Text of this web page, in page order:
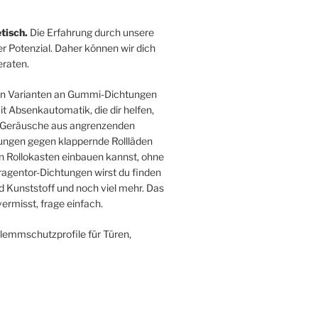
Die Erfahrung durch unsere
Potenzial. Daher können wir dich
Varianten an Gummi-Dichtungen
Absenkautomatik, die dir helfen,
aus angrenzenden
gegen klappernde Rollläden
Rollokasten einbauen kannst, ohne
Dichtungen wirst du finden
Kunststoff und noch viel mehr. Das
frage einfach.
für Türen,